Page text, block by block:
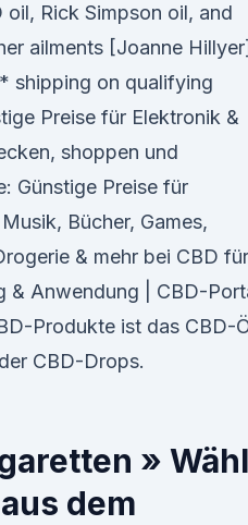
oil, Rick Simpson oil, and
ailments [Joanne Hillyer]
shipping on qualifying
Preise für Elektronik &
shoppen und
Günstige Preise für
Bücher, Games,
& mehr bei CBD für
& Anwendung | CBD-
Produkte ist das CBD-
CBD-Drops.
»
dem